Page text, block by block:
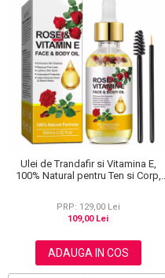
Ulei de Trandafir si Vitamina E,
100% Natural pentru Ten si Corp,
PRP: 129,00 Lei
109,00 Lei
ADAUGA IN COS